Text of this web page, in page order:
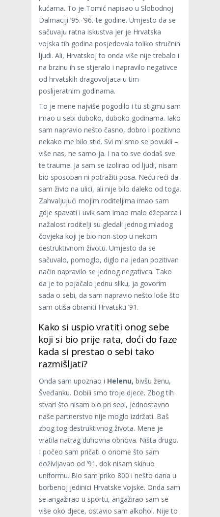
kućama. To je Tomić napisao u Slobodnoj
Dalmaciji ’95.-’96.-te godine. Umjesto da se
sačuvaju ratna iskustva jer je Hrvatska
vojska tih godina posjedovala toliko stručnih
ljudi. Ali, Hrvatskoj to onda više nije trebalo i
na brzinu ih se stjeralo i napravilo negativce
od hrvatskih dragovoljaca u tim
poslijeratnim godinama.
To je mene najviše pogodilo i tu stigmu sam
imao u sebi duboko, duboko godinama. Iako
sam napravio nešto časno, dobro i pozitivno
nekako me bilo stid. Svi mi smo se povukli –
više nas, ne samo ja. I na to sve dodaš sve
te traume. Ja sam se izolirao od ljudi, nisam
bio sposoban ni potražiti posa. Neću reći da
sam živio na ulici, ali nije bilo daleko od toga.
Zahvaljujući mojim roditeljima imao sam
gdje spavati i uvik sam imao malo džeparca i
nažalost roditelji su gledali jednog mladog
čovjeka koji je bio non-stop u nekom
destruktivnom životu. Umjesto da se
sačuvalo, pomoglo, diglo na jedan pozitivan
način napravilo se jednog negativca. Tako
da je to pojačalo jednu sliku, ja govorim
sada o sebi, da sam napravio nešto loše što
sam otiša obraniti Hrvatsku ’91.
Kako si uspio vratiti onog sebe
koji si bio prije rata, doći do faze
kada si prestao o sebi tako
razmišljati?
Onda sam upoznao i Helenu, bivšu ženu,
Šveđanku. Dobili smo troje djece. Zbog tih
stvari što nisam bio pri sebi, jednostavno
naše partnerstvo nije moglo izdržati. Baš
zbog tog destruktivnog života. Mene je
vratila natrag duhovna obnova. Ništa drugo.
I počeo sam pričati o onome što sam
doživljavao od ’91. dok nisam skinuo
uniformu. Bio sam priko 800 i nešto dana u
borbenoj jedinici Hrvatske vojske. Onda sam
se angažirao u sportu, angažirao sam se
više oko djece, ostavio sam alkohol. Nije to